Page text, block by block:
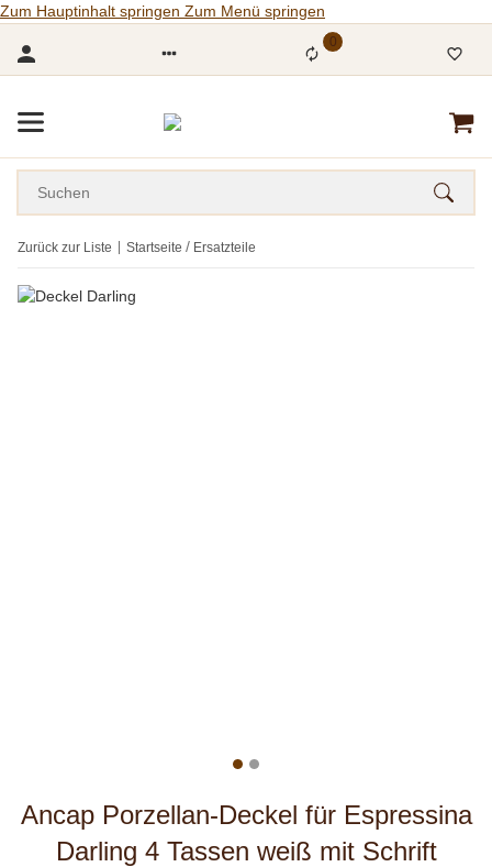
Zum Hauptinhalt springen Zum Menü springen
0
Zurück zur Liste Startseite Ersatzteile
Ancap Porzellan-Deckel für Espressina
Darling 4 Tassen weiß mit Schrift